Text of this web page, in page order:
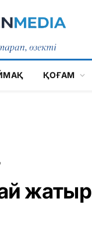
ҚОҒАМ
жатыр